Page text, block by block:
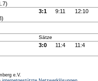
3:1 9:11 12:10
Sätze
3:0 11:4 11:4
e.V.